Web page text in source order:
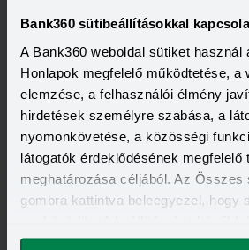
Bank360 sütibeállításokkal
A Bank360 weboldal sütiket használ
Honlapok megfelelő működtetése, a
elemzése, a felhasználói élmény
hirdetések személyre szabása, a
nyomonkövetése, a közösségi
látogatók érdeklődésének megfelelő
meghatározása céljából. Az Összes
gombra kattintva beleegyezel, hogy
megváltoztathatod.Értékeldaz Allianz-